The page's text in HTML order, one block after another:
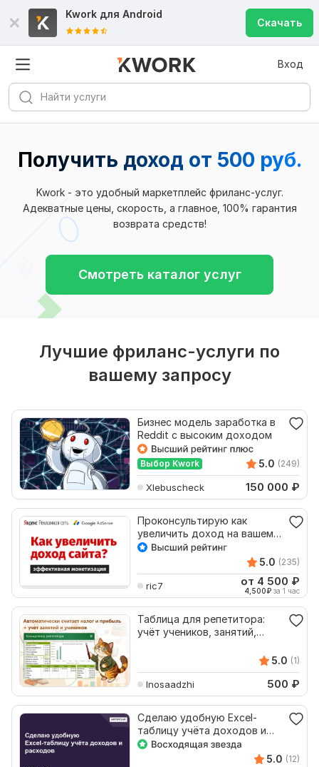
Kwork для Android
Скачать
Вход
Получить доход от 500 руб.
Kwork - это удобный маркетплейс фриланс-услуг.
Адекватные цены, скорость, а главное, 100% гарантия
возврата средств!
Смотреть каталог услуг
Лучшие фриланс-услуги по
вашему запросу
Бизнес модель заработка в
Reddit с высоким доходом
Выбор Kwork 5.0 (249)
Xlebuscheck 150 000 ₽
Проконсультирую как
увеличить доход на вашем
сайте
5.0 (235)
ric7 от 4 500 ₽
4,500₽ за 1 час
Таблица для репетитора:
учёт учеников, занятий,
5.0 (1)
Inosaadzhi 500 ₽
Сделаю удобную Excel-
таблицу учёта доходов и
расходов
5.0 (12)